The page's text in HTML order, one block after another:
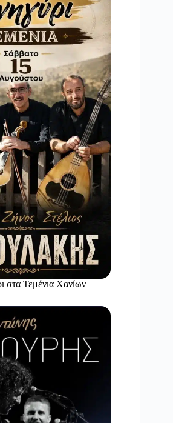
στα Τεμένια Χανίων